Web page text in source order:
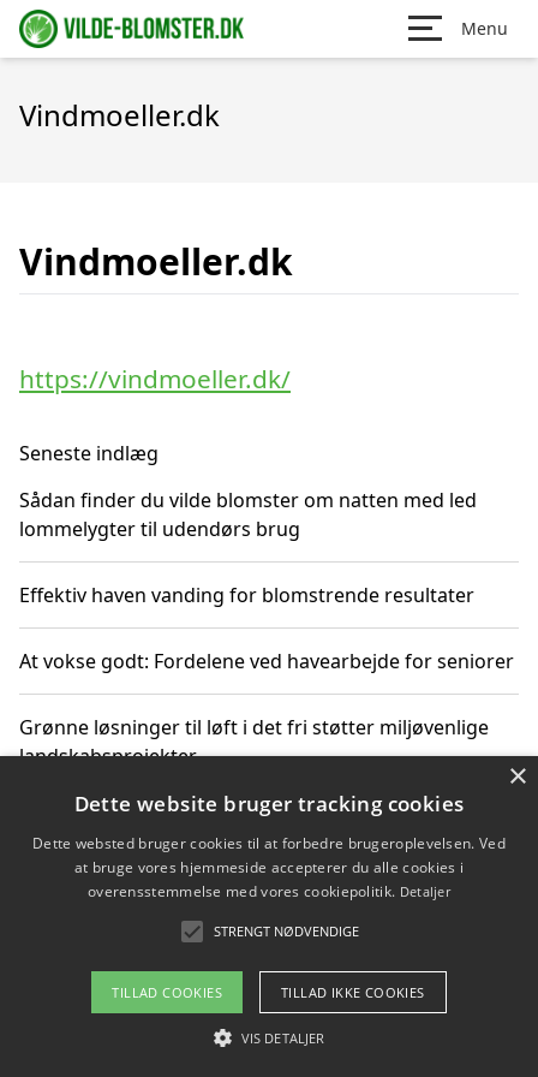
Menu
Vindmoeller.dk
Vindmoeller.dk
https://vindmoeller.dk/
Seneste indlæg
Sådan finder du vilde blomster om natten med led
lommelygter til udendørs brug
Effektiv haven vanding for blomstrende resultater
At vokse godt: Fordelene ved havearbejde for seniorer
Grønne løsninger til løft i det fri støtter miljøvenlige
landskabsprojekter
Gør haven til et frirum for familien og naturen
Copyright 2026 - Pilanto Aps
Om / kontakt
Blog Betingelser
×
Dette website bruger tracking cookies
Dette websted bruger cookies til at forbedre brugeroplevelsen. Ved
at bruge vores hjemmeside accepterer du alle cookies i
overensstemmelse med vores cookiepolitik. Detaljer
STRENGT NØDVENDIGE
TILLAD COOKIES TILLAD IKKE COOKIES
VIS DETALJER